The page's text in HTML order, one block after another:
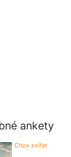
ankety
Chov zvířat